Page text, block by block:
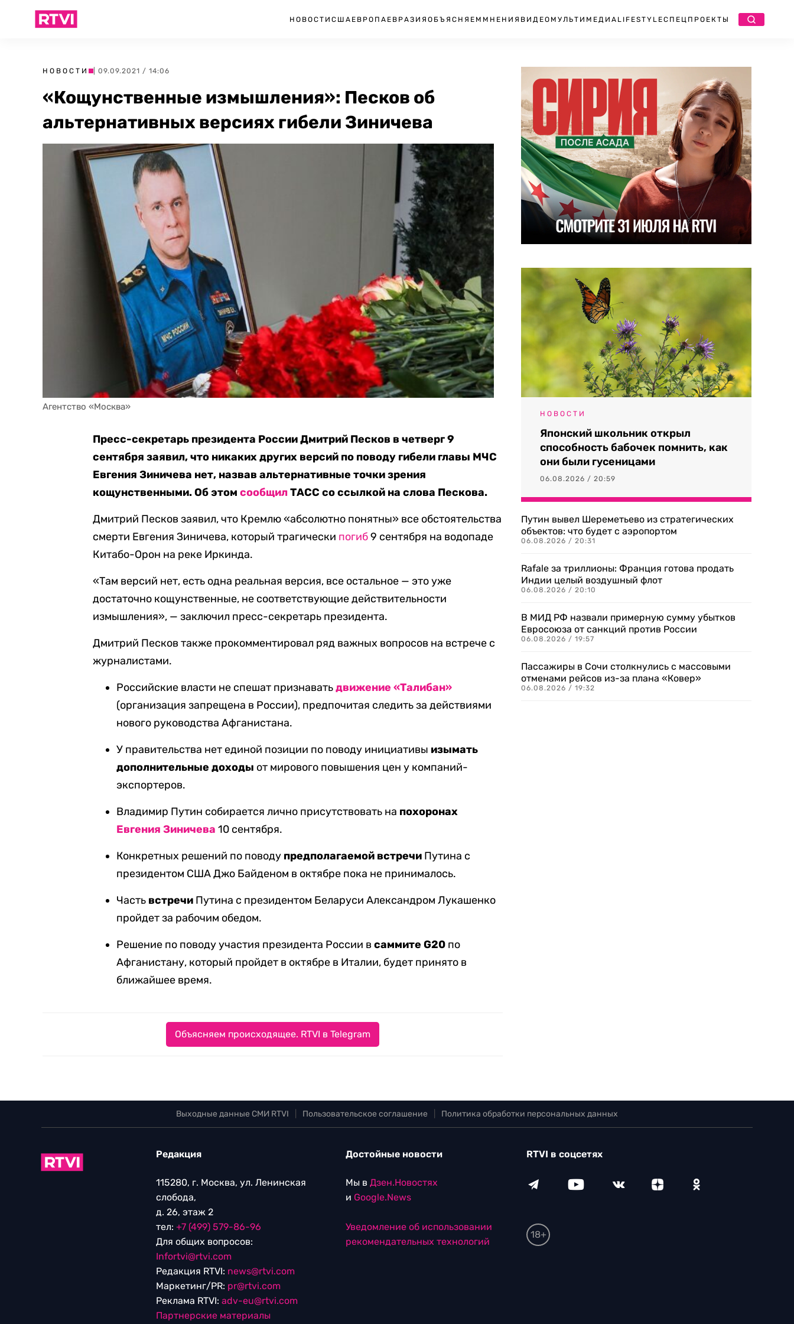
НОВОСТИ США ЕВРОПА ЕВРАЗИЯ ОБЪЯСНЯЕМ МНЕНИЯ ВИДЕО МУЛЬТИМЕДИА LIFESTYLEСПЕЦПРОЕКТЫ
НОВОСТИ | 09.09.2021 / 14:06
«Кощунственные измышления»: Песков об
альтернативных версиях гибели Зиничева
Агентство «Москва»
Пресс-секретарь президента России Дмитрий Песков в четверг 9
сентября заявил, что никаких других версий по поводу гибели главы МЧС
Евгения Зиничева нет, назвав альтернативные точки зрения
кощунственными. Об этомсообщилТАСС со ссылкой на слова Пескова.
Дмитрий Песков заявил, что Кремлю «абсолютно понятны» все обстоятельства
смерти Евгения Зиничева, который трагически погиб9 сентября на водопаде
Китабо-Орон на реке Иркинда.
«Там версий нет, есть одна реальная версия, все остальное — это уже
достаточно кощунственные, не соответствующие действительности
измышления», — заключил пресс-секретарь президента.
Дмитрий Песков также прокомментировал ряд важных вопросов на встрече с
журналистами.
Российские власти не спешат признаватьдвижение «Талибан»
(организация запрещена в России), предпочитая следить за действиями
нового руководства Афганистана.
У правительства нет единой позиции по поводу инициативы изымать
дополнительные доходы от мирового повышения цен у компаний-
экспортеров.
Владимир Путин собирается лично присутствовать на похоронах
Евгения Зиничева 10 сентября.
Конкретных решений по поводу предполагаемой встречи Путина с
президентом США Джо Байденом в октябре пока не принималось.
Часть встречи Путина с президентом Беларуси Александром Лукашенко
пройдет за рабочим обедом.
Решение по поводу участия президента России всаммите G20 по
Афганистану, который пройдет в октябре в Италии, будет принято в
ближайшее время.
Объясняем происходящее. RTVI в Telegram
НОВОСТИ
Японский школьник открыл
способность бабочек помнить, как
они были гусеницами
06.08.2026 / 20:59
Путин вывел Шереметьево из стратегических
объектов: что будет с аэропортом
06.08.2026 / 20:31
Rafale за триллионы: Франция готова продать
Индии целый воздушный флот
06.08.2026 / 20:10
В МИД РФ назвали примерную сумму убытков
Евросоюза от санкций против России
06.08.2026 / 19:57
Пассажиры в Сочи столкнулись с массовыми
отменами рейсов из-за плана «Ковер»
06.08.2026 / 19:32
Выходные данные СМИ RTVI Пользовательское соглашение Политика обработки персональных данных
Редакция
115280, г. Москва, ул. Ленинская
слобода,
д. 26, этаж 2
тел: +7 (499) 579-86-96
Для общих вопросов:
Infortvi@rtvi.com
Редакция RTVI: news@rtvi.com
Маркетинг/PR: pr@rtvi.com
Реклама RTVI: adv-eu@rtvi.com
Партнерские материалы
Достойные новости
Мы в Дзен.Новостях
и Google.News
Уведомление об использовании
рекомендательных технологий
RTVI в соцсетях
18+